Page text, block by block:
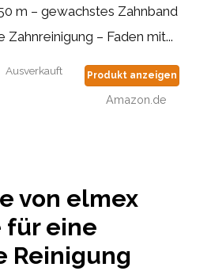
m – gewachstes Zahnband
Zahnreinigung – Faden mit...
Ausverkauft Produkt anzeigen
Amazon.de
von elmex
für eine
Reinigung